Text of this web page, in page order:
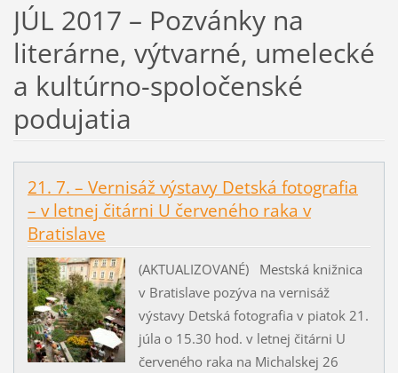
JÚL 2017 – Pozvánky na
literárne, výtvarné, umelecké
a kultúrno-spoločenské
podujatia
21. 7. – Vernisáž výstavy Detská fotografia
– v letnej čitárni U červeného raka v
Bratislave
(AKTUALIZOVANÉ) Mestská knižnica
v Bratislave pozýva na vernisáž
výstavy Detská fotografia v piatok 21.
júla o 15.30 hod. v letnej čitárni U
červeného raka na Michalskej 26